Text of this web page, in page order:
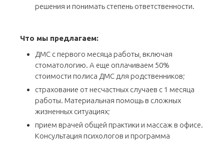
решения и понимать степень ответственности.
Что мы предлагаем:
ДМС с первого месяца работы, включая
стоматологию. А еще оплачиваем 50%
стоимости полиса ДМС для родственников;
страхование от несчастных случаев с 1 месяца
работы. Материальная помощь в сложных
жизненных ситуациях;
прием врачей общей практики и массаж в офисе.
Консультация психологов и программа